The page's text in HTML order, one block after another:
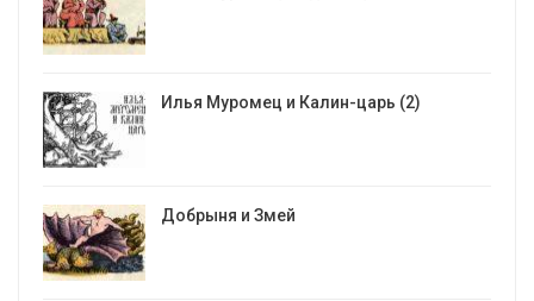
Илья Муромец и Калин-царь (2)
Добрыня и Змей